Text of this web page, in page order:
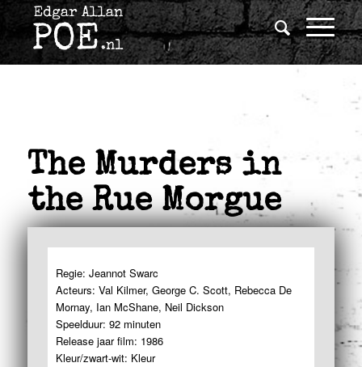
The Murders in
the Rue Morgue
Regie: Jeannot Swarc
Acteurs: Val Kilmer, George C. Scott, Rebecca De
Mornay, Ian McShane, Neil Dickson
Speelduur: 92 minuten
Release jaar film: 1986
Kleur/zwart-wit: Kleur